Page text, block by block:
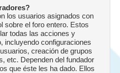
los usuarios asignados con
sobre el foro entero. Estos
todas las acciones y
incluyendo configuraciones
creación de grupos
etc. Dependen del fundador
que éste les ha dado. Ellos